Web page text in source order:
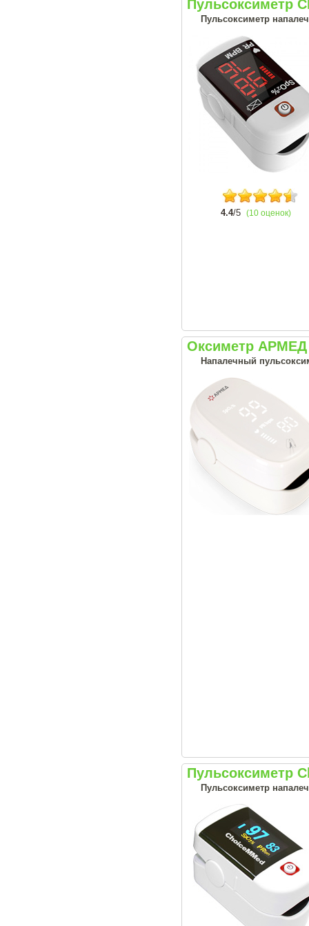
Пульсоксиметр
Пульсоксиметр
4.4/5 (10 оценок)
Оксиметр АРМЕД
Напалечный
Пульсоксиметр
Пульсоксиметр